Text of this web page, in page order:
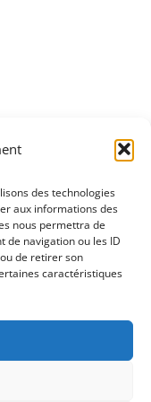
des technologies
aux informations des
nous permettra de
de navigation ou les ID
de retirer son
caractéristiques